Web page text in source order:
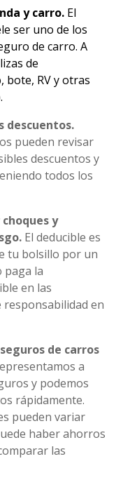
y carro. El
ser uno de los
de carro. A
de
bote, RV y otras
descuentos.
pueden revisar
descuentos y
todos los
y
El deducible es
tu bolsillo por un
paga la
en las
responsabilidad en
de carros
a
y podemos
rápidamente.
pueden variar
haber ahorros
las